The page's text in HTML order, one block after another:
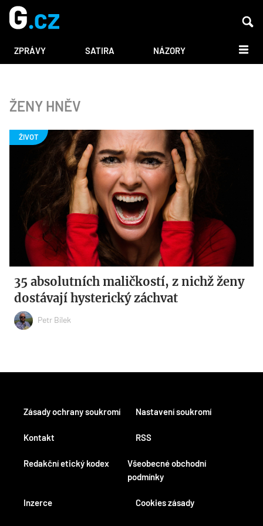
ZPRÁVY SATIRA NÁZORY DALŠÍ
ŽENY HNĚV
35 absolutních maličkostí, z nichž ženy
dostávají hysterický záchvat
Petr Bílek
Kontakt
Redakční etický kodex
Inzerce
RSS
Všeobecné obchodní
podmínky
Cookies zásady
Zásady ochrany soukromí Nastavení soukromí